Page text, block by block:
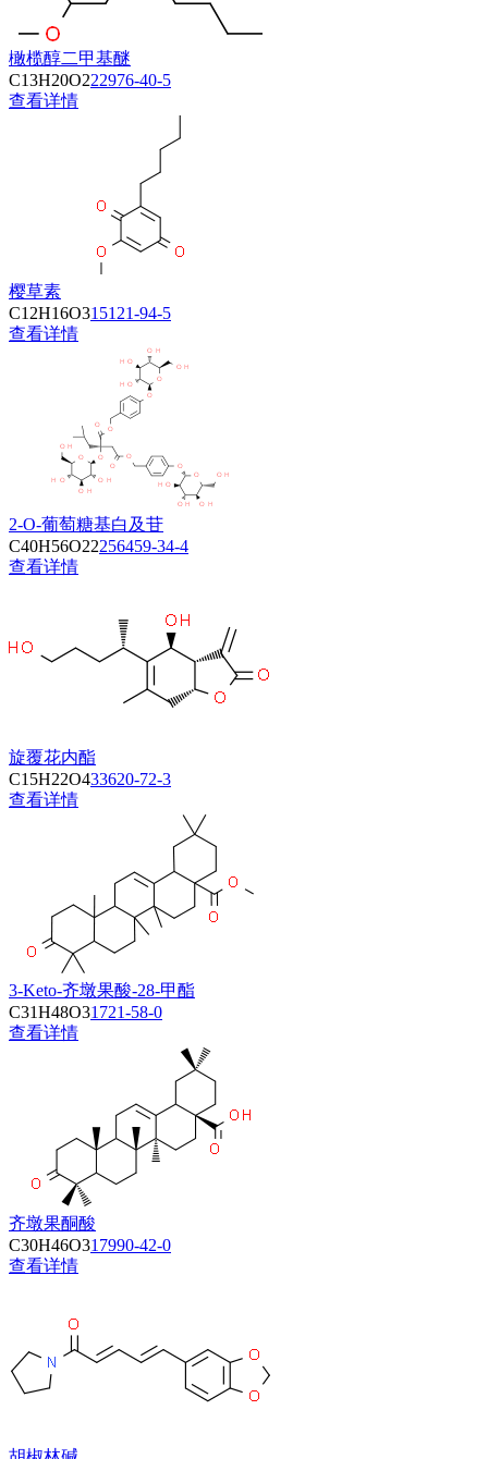
橄榄醇二甲基醚
C13H20O222976-40-5
查看详情
樱草素
C12H16O315121-94-5
查看详情
2-O-葡萄糖基白及苷
C40H56O22256459-34-4
查看详情
旋覆花内酯
C15H22O433620-72-3
查看详情
3-Keto-齐墩果酸-28-甲酯
C31H48O31721-58-0
查看详情
齐墩果酮酸
C30H46O317990-42-0
查看详情